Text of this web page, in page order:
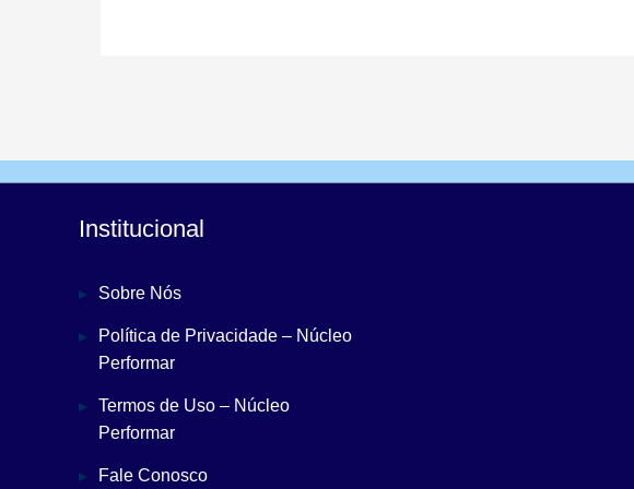
Institucional
Sobre Nós
Política de Privacidade – Núcleo
Performar
Termos de Uso – Núcleo
Performar
Fale Conosco